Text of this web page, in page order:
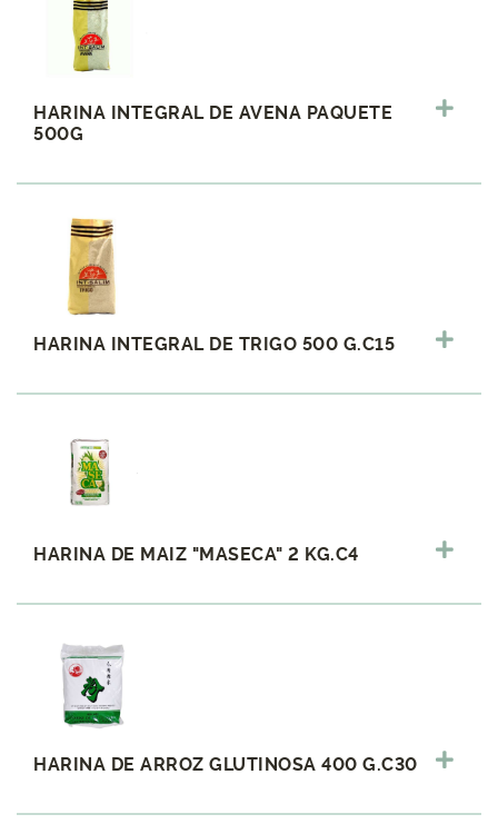
HARINA INTEGRAL DE AVENA PAQUETE
500G
HARINA INTEGRAL DE TRIGO 500 G.C15
HARINA DE MAIZ "MASECA" 2 KG.C4
HARINA DE ARROZ GLUTINOSA 400 G.C30